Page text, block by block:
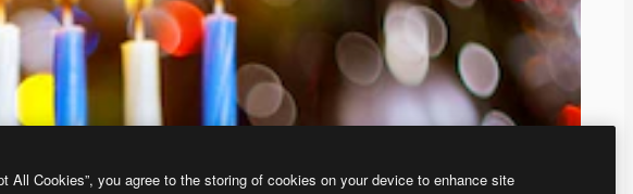
All Cookies”, you agree to the storing of cookies on your device to enhance site